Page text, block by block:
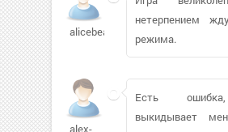
alicebearn
нетерпением
режима.
alex-
Есть
выкидывает